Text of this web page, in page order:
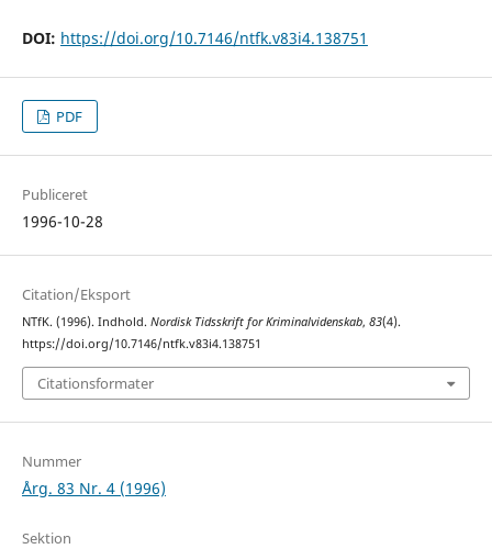
DOI: https://doi.org/10.7146/ntfk.v83i4.138751
PDF
Publiceret
1996-10-28
Citation/Eksport
NTfK. (1996). Indhold. Nordisk Tidsskrift for Kriminalvidenskab, 83(4).
https://doi.org/10.7146/ntfk.v83i4.138751
Citationsformater
Nummer
Årg. 83 Nr. 4 (1996)
Sektion